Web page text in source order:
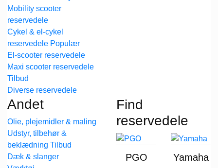
Mobility scooter
reservedele
Cykel & el-cykel
reservedele
El-scooter reservedele
Maxi scooter reservedele
Diverse reservedele
Andet
Olie, plejemidler & maling
Udstyr, tilbehør &
beklædning
Dæk & slanger
Find
reservedele
PGO Yamaha